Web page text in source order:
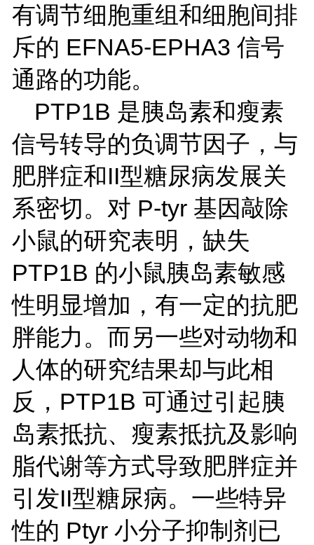
有调节细胞重组和细胞间排
斥的 EFNA5-EPHA3 信号
通路的功能。
PTP1B 是胰岛素和瘦素
信号转导的负调节因子，与
肥胖症和II型糖尿病发展关
系密切。对 P-tyr 基因敲除
小鼠的研究表明，缺失
PTP1B 的小鼠胰岛素敏感
性明显增加，有一定的抗肥
胖能力。而另一些对动物和
人体的研究结果却与此相
反，PTP1B 可通过引起胰
岛素抵抗、瘦素抵抗及影响
脂代谢等方式导致肥胖症并
引发II型糖尿病。一些特异
性的 Ptyr 小分子抑制剂已